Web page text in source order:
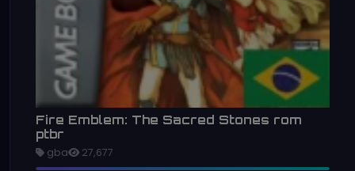
Fire Emblem: The Sacred Stones rom
ptbr
gba 27,677